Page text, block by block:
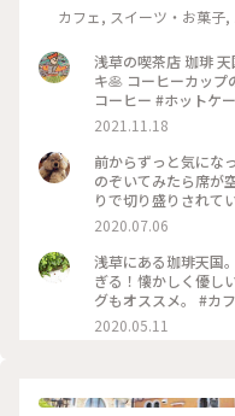
カフェ, スイーツ・お菓子,
浅草の喫茶店 珈琲
キ🥞 コーヒーカップ
コーヒー #ホットケ
2021.11.18
前からずっと気にな
のぞいてみたら席が空い
りで切り盛りされて
ホットケーキ🥞は昔
合って美味しかった
2020.07.06
浅草にある珈琲天国
ぎる！懐かしく優し
グもオススメ。 #カフェ #天国 #ホットケーキ #浅草 #東
京
2020.05.11